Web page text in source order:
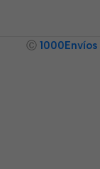
Ⓒ 1000Envíos